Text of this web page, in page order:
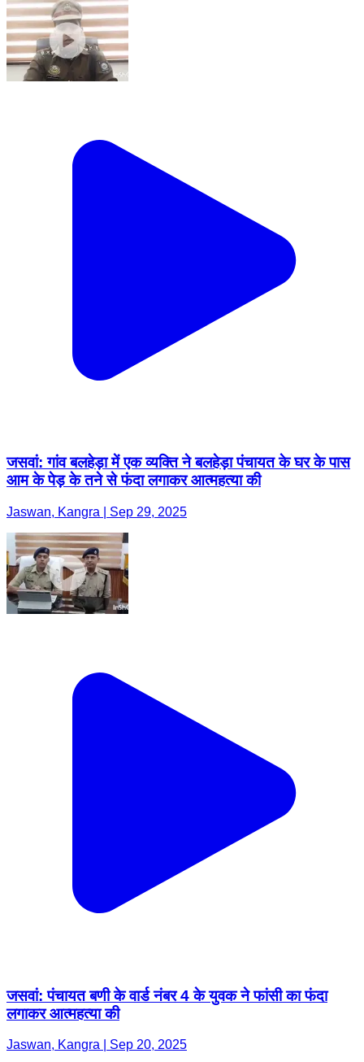
जसवां: गांव बलहेड़ा में एक व्यक्ति ने बलहेड़ा पंचायत के घर के पास
आम के पेड़ के तने से फंदा लगाकर आत्महत्या की
Jaswan, Kangra | Sep 29, 2025
जसवां: पंचायत बणी के वार्ड नंबर 4 के युवक ने फांसी का फंदा
लगाकर आत्महत्या की
Jaswan, Kangra | Sep 20, 2025